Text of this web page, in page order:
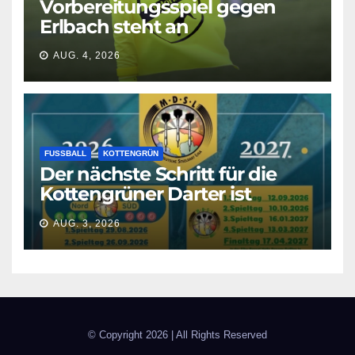
Vorbereitungsspiel gegen
Erlbach steht an
AUG. 4, 2026
FUSSBALL KOTTENGRÜN
Der nächste Schritt für die
Kottengrüner Darter ist
geschafft!
AUG. 3, 2026
© Copyright 2026 | All Rights Reserved